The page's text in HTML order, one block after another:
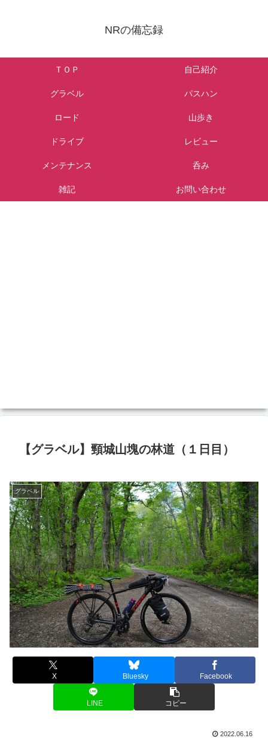
NRの備忘録
ＴＯＰ 自己紹介
グラベル パスハン
ロード 山歩き
ドライブ レビュー
メンテナンス 呑み
雑記 お問い合わせ
【グラベル】頸城山塊の林道（１日目）
グラベル
X Bluesky Facebook
LINE コピー
2022.06.16